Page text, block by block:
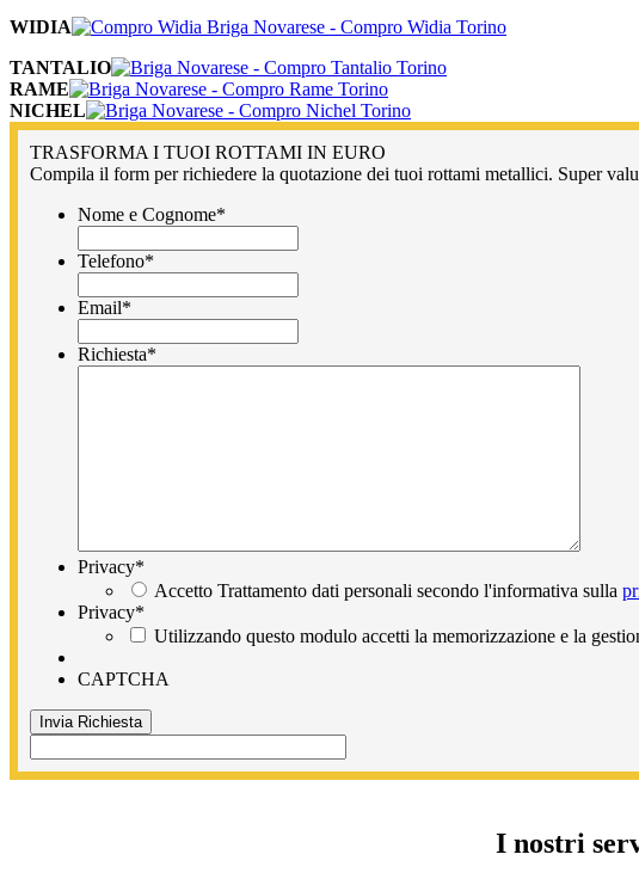
WIDIA
TANTALIO
RAME
NICHEL
TRASFORMA I TUOI ROTTAMI IN EURO
Compila il form per richiedere la quotazione dei tuoi rottami metallici. Super
Nome e Cognome*
Telefono*
Email*
Richiesta*
Privacy*
Accetto Trattamento dati personali secondo l'informativa sulla
Privacy*
Utilizzando questo modulo accetti la memorizzazione e la
CAPTCHA
I nostri